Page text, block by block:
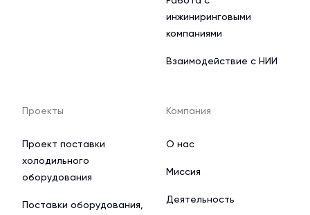
инжиниринговыми
компаниями
Взаимодействие с НИИ
Проекты
Проект поставки
холодильного
оборудования
Поставки оборудования,
Компания
О нас
Миссия
Деятельность